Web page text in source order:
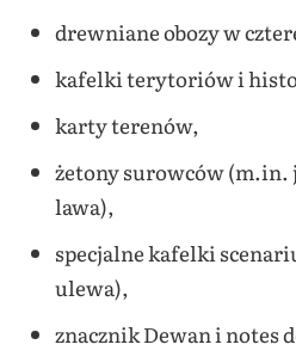
drewniane obozy w
kafelki terytoriów i
karty terenów,
żetony surowców (m.in.
lawa),
specjalne kafelki
ulewa),
znacznik Dewan i notes